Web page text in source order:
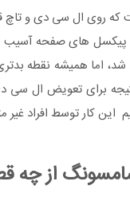
روی ال سی دی و تاچ
های صفحه آسیب
اما همیشه نقطه
برای تعویض ال
این کار توسط افراد
از چه